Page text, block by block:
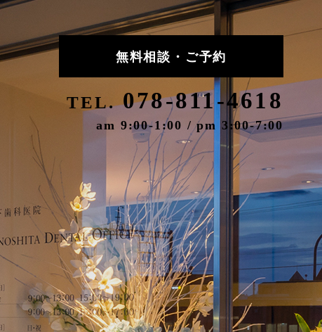
無料相談・ご予約
TEL. 078-811-4618
am 9:00-1:00 / pm 3:00-7:00